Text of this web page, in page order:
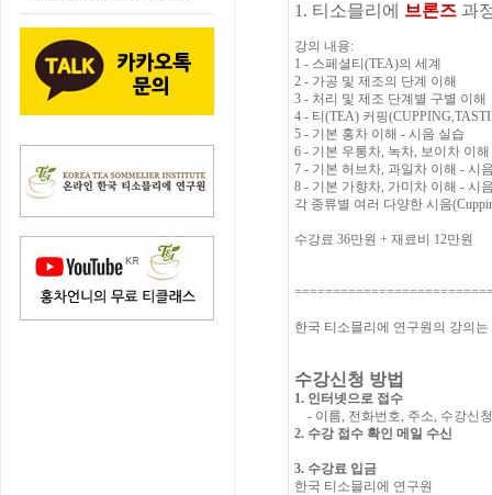
1. 티소믈리에 브론즈 과
강의 내용:
1 - 스페셜티(TEA)의 세계
2 - 가공 및 제조의 단계 이해
3 - 처리 및 제조 단계별 구별 이해
4 - 티(TEA) 커핑
5 - 기본 홍차 이해 - 시음 실습
6 - 기본 우롱차, 녹차, 보이차 이
7 - 기본 허브차, 과일차 이해 - 시
8 - 기본 가향차, 가미차 이해 - 시
각 종류별 여러 다양한 시음
수강료 36만원 + 재료비 12만원
한국 티소믈리에 연구원의 강의
수강신청 방법
1. 인터넷으로 접수
- 이름, 전화번호, 주소, 수강신
2. 수강 접수 확인 메일 수신
3. 수강료 입금
한국 티소믈리에 연구원